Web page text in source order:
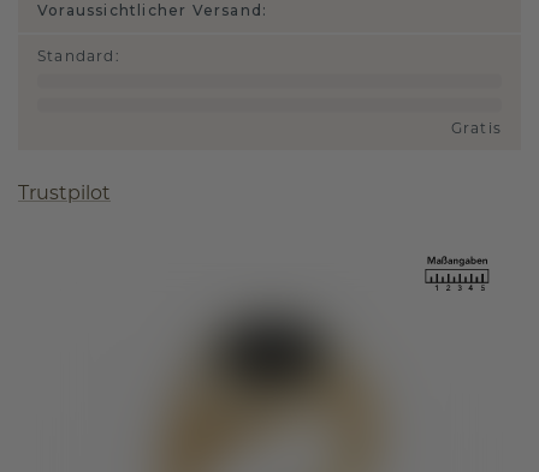
Voraussichtlicher Versand:
Standard :
Gratis
Trustpilot